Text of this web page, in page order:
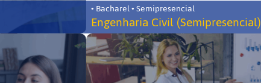
• Bacharel • Semipresencial
Engenharia Civil (Semipresencial)